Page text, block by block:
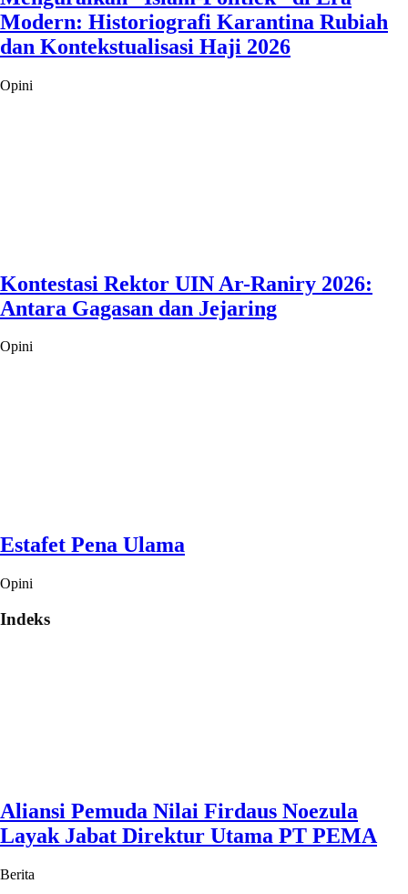
Modern: Historiografi Karantina Rubiah
dan Kontekstualisasi Haji 2026
Opini
Kontestasi Rektor UIN Ar-Raniry 2026:
Antara Gagasan dan Jejaring
Opini
Estafet Pena Ulama
Opini
Indeks
Aliansi Pemuda Nilai Firdaus Noezula
Layak Jabat Direktur Utama PT PEMA
Berita